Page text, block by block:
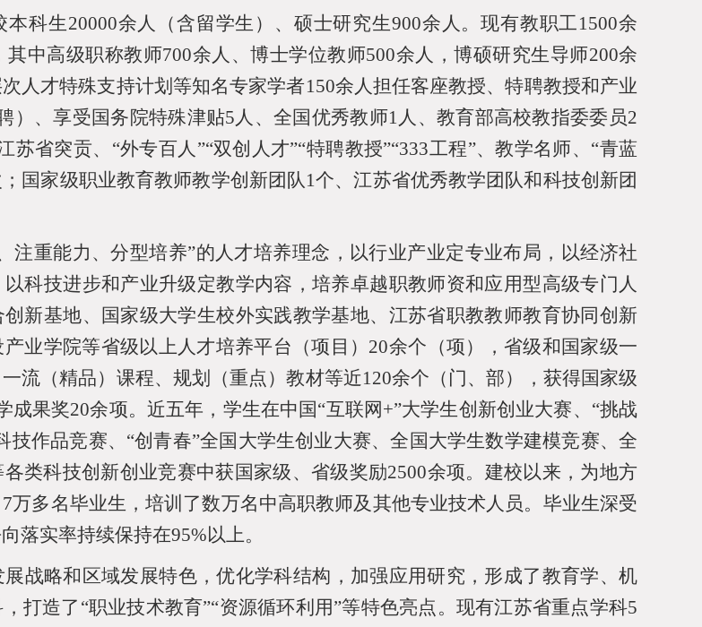
本科生20000余人（含留学生）、硕士研究生900余人。现有教职工1500余
其中高级职称教师700余人、博士学位教师500余人，博硕研究生导师200余
人才特殊支持计划等知名专家学者150余人担任客座教授、特聘教授和产业
）、享受国务院特殊津贴5人、全国优秀教师1人、教育部高校教指委委员2
苏省突贡、“外专百人”“双创人才”“特聘教授”“333工程”、教学名师、“青蓝
国家级职业教育教师教学创新团队1个、江苏省优秀教学团队和科技创新团
注重能力、分型培养”的人才培养理念，以行业产业定专业布局，以经济社
科技进步和产业升级定教学内容，培养卓越职教师资和应用型高级专门人
新基地、国家级大学生校外实践教学基地、江苏省职教教师教育协同创新
业学院等省级以上人才培养平台（项目） 20余个（项），省级和国家级一
流（精品）课程、规划（重点）教材等近120余个（门、部），获得国家级
成果奖20余项。近五年，学生在中国“互联网+”大学生创新创业大赛、“挑战
技作品竞赛、“创青春”全国大学生创业大赛、全国大学生数学建模竞赛、全
类科技创新创业竞赛中获国家级、省级奖励2500余项。建校以来，为地方
7万多名毕业生，培训了数万名中高职教师及其他专业技术人员。毕业生深受
落实率持续保持在95%以上。
战略和区域发展特色，优化学科结构，加强应用研究，形成了教育学、机
打造了“职业技术教育”“资源循环利用”等特色亮点。现有江苏省重点学科5